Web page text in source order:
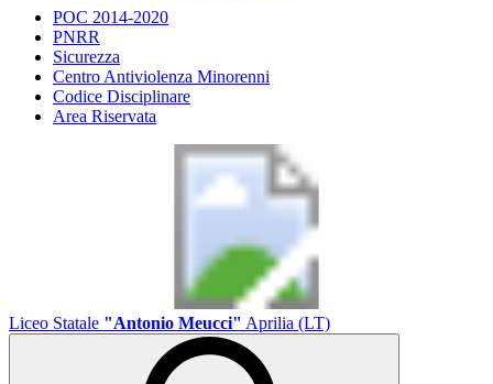
POC 2014-2020
PNRR
Sicurezza
Centro Antiviolenza Minorenni
Codice Disciplinare
Area Riservata
Liceo Statale "Antonio Meucci" Aprilia (LT)